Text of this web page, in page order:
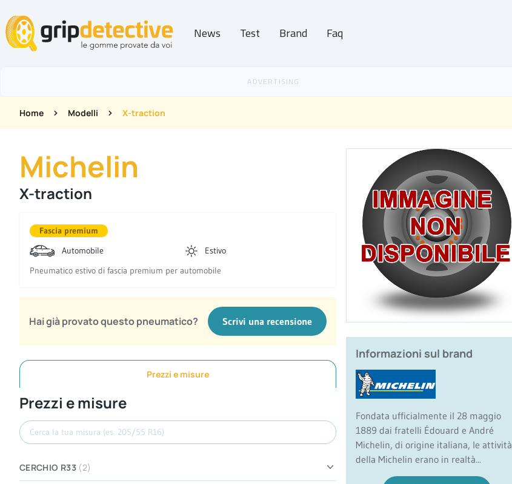
GripDetective News Test Brand Faq
Home Modelli X-traction
Michelin
X-traction
Fascia premium
Automobile
Estivo
Pneumatico estivo di fascia premium per automobile
Hai già provato questo pneumatico? Scrivi una recensione
Informazioni sul brand
Fondata ufficialmente il 28 maggio
1889 dai fratelli Édouard e André
Michelin, di origine italiana, le attività
della Michelin erano in realtà...
Prezzi e misure
Prezzi e misure
Cerca misura
CERCHIO R33 (2)